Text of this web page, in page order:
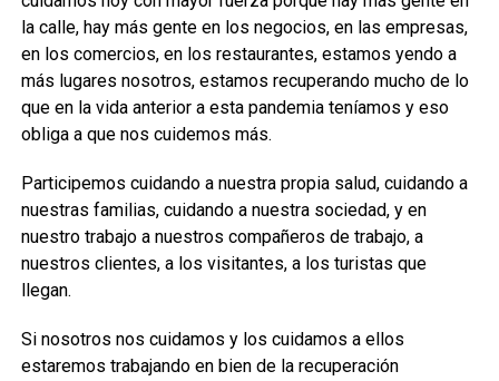
la calle, hay más gente en los negocios, en las empresas,
en los comercios, en los restaurantes, estamos yendo a
más lugares nosotros, estamos recuperando mucho de lo
que en la vida anterior a esta pandemia teníamos y eso
obliga a que nos cuidemos más.
Participemos cuidando a nuestra propia salud, cuidando a
nuestras familias, cuidando a nuestra sociedad, y en
nuestro trabajo a nuestros compañeros de trabajo, a
nuestros clientes, a los visitantes, a los turistas que
llegan.
Si nosotros nos cuidamos y los cuidamos a ellos
estaremos trabajando en bien de la recuperación